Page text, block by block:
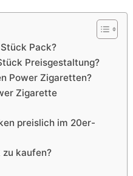
Pack?
Preisgestaltung?
Power Zigaretten?
Zigarette
preislich im 20er-
kaufen?